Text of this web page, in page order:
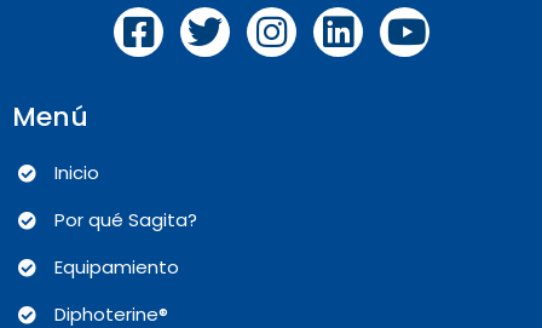
Menú
Inicio
Por qué Sagita?
Equipamiento
Diphoterine®